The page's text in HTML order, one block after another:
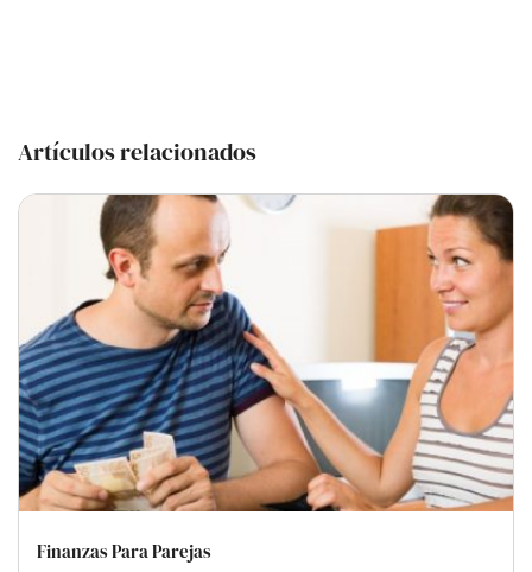
Artículos relacionados
Finanzas Para Parejas